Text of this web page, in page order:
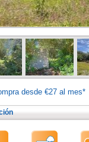
desde €27 al mes*